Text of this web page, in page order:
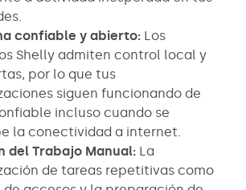
confiable y abierto: Los
Shelly admiten control local y
por lo que tus
siguen funcionando de
incluso cuando se
la conectividad a internet.
del Trabajo Manual: La
de tareas repetitivas como